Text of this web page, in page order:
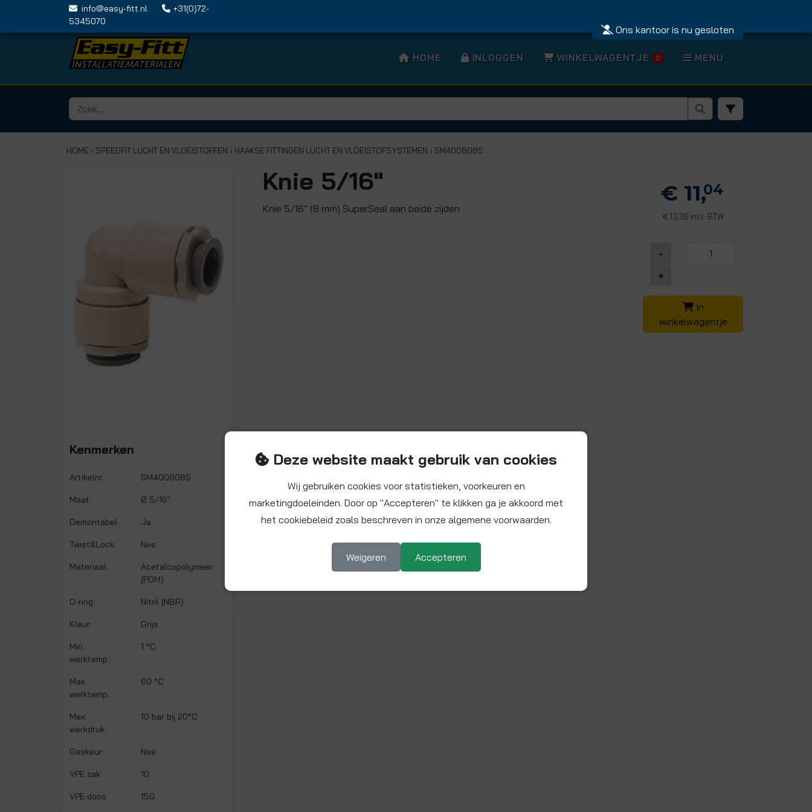
info@easy-fitt.nl
+31(0)72-
5345070
Ons kantoor is nu gesloten
HOME INLOGGEN WINKELWAGENTJE 0 MENU
HOME › SPEEDFIT LUCHT EN VLOEISTOFFEN › HAAKSE FITTINGEN LUCHT EN VLOEISTOFSYSTEMEN › SM400808S
Kenmerken
Artikelnr.: SM400808S
Maat: Ø 5/16"
Demontabel: Ja
Twist&Lock: Nee
Materiaal:
Acetalcopolymeer
(POM)
O-ring: Nitril (NBR)
Kleur: Grijs
Min.
werktemp.:
1 °C
Max.
werktemp.:
60 °C
Max.
werkdruk:
10 bar bij 20°C
Gaskeur: Nee
VPE zak: 10
VPE doos: 150
Knie 5/16"
Knie 5/16" (8 mm) SuperSeal aan beide zijden
€ 11,04
€ 13,36 incl. BTW
-
+
In
winkelwagentje
Deze website maakt gebruik van cookies
Wij gebruiken cookies voor statistieken, voorkeuren en
marketingdoeleinden. Door op "Accepteren" te klikken ga je akkoord met
het cookiebeleid zoals beschreven in onze algemene voorwaarden.
Weigeren Accepteren